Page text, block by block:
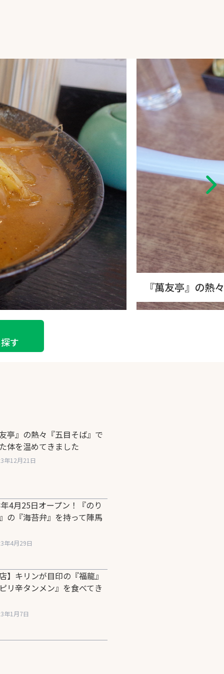
『萬友亭』の熱
す
友亭』の熱々『五目そば』で
体を温めてきました
年12月21日
4月25日オープン！『のり
の『海苔弁』を持って陣馬
年4月29日
店】キリンが目印の『福龍』
リ辛タンメン』を食べてき
年1月7日